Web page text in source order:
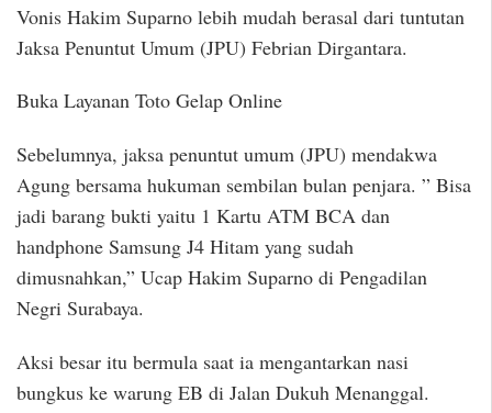
Vonis Hakim Suparno lebih mudah berasal dari tuntutan
Jaksa Penuntut Umum (JPU) Febrian Dirgantara.
Buka Layanan Toto Gelap Online
Sebelumnya, jaksa penuntut umum (JPU) mendakwa
Agung bersama hukuman sembilan bulan penjara. ” Bisa
jadi barang bukti yaitu 1 Kartu ATM BCA dan
handphone Samsung J4 Hitam yang sudah
dimusnahkan,” Ucap Hakim Suparno di Pengadilan
Negri Surabaya.
Aksi besar itu bermula saat ia mengantarkan nasi
bungkus ke warung EB di Jalan Dukuh Menanggal.